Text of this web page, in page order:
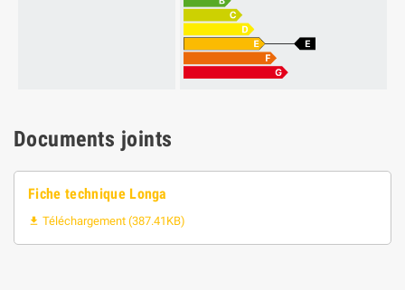
Documents joints
Fiche technique Longa
 Téléchargement (387.41KB)